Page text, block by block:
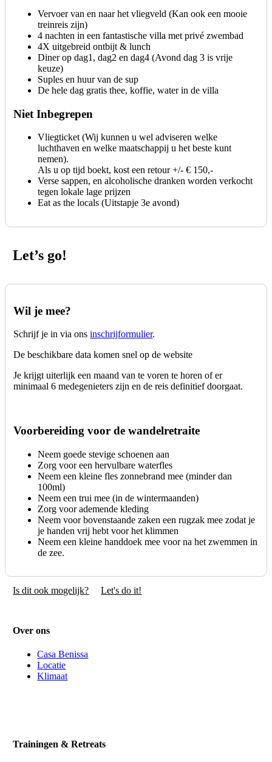
Vervoer van en naar het vliegveld (Kan ook een mooie
treinreis zijn)
4 nachten in een fantastische villa met privé zwembad
4X uitgebreid ontbijt & lunch
Diner op dag1, dag2 en dag4 (Avond dag 3 is vrije
keuze)
Suples en huur van de sup
De hele dag gratis thee, koffie, water in de villa
Niet Inbegrepen
Vliegticket (Wij kunnen u wel adviseren welke
luchthaven en welke maatschappij u het beste kunt
nemen).
Als u op tijd boekt, kost een retour +/- € 150,-
Verse sappen, en alcoholische dranken worden verkocht
tegen lokale lage prijzen
Eat as the locals (Uitstapje 3e avond)
Let’s go!
Wil je mee?
Schrijf je in via onsinschrijformulier.
De beschikbare data komen snel op de website
Je krijgt uiterlijk een maand van te voren te horen of er
minimaal 6 medegenieters zijn en de reis definitief doorgaat.
Voorbereiding voor de wandelretraite
Neem goede stevige schoenen aan
Zorg voor een hervulbare waterfles
Neem een kleine fles zonnebrand mee (minder dan
100ml)
Neem een trui mee (in de wintermaanden)
Zorg voor ademende kleding
Neem voor bovenstaande zaken een rugzak mee zodat je
je handen vrij hebt voor het klimmen
Neem een kleine handdoek mee voor na het zwemmen in
de zee.
Is dit ook mogelijk? Let's do it!
Over ons
Casa Benissa
Locatie
Klimaat
Trainingen & Retreats